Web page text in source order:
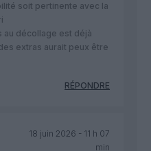
soit pertinente avec la
au décollage est déjà
extras aurait peux être
RÉPONDRE
18 juin 2026 - 11 h 07
min